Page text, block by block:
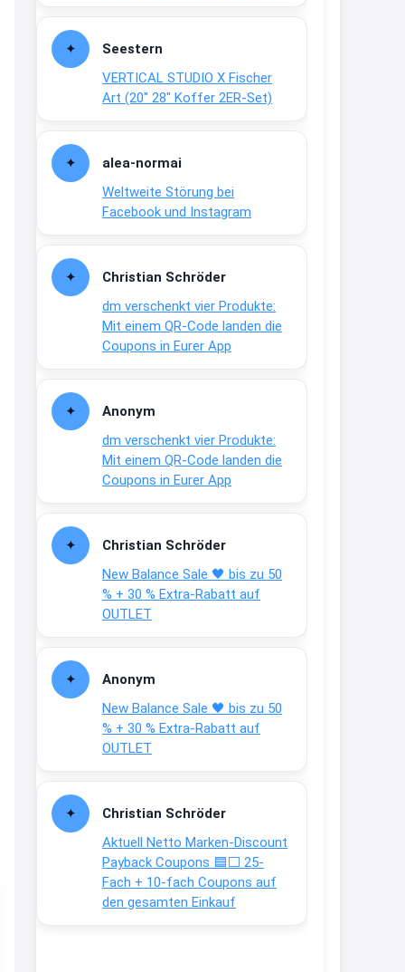
Seestern
VERTICAL STUDIO X Fischer
Art (20″ 28″ Koffer 2ER-Set)
alea-normai
Weltweite Störung bei
Facebook und Instagram
Christian Schröder
dm verschenkt vier Produkte:
Mit einem QR-Code landen die
Coupons in Eurer App
Anonym
dm verschenkt vier Produkte:
Mit einem QR-Code landen die
Coupons in Eurer App
Christian Schröder
New Balance Sale 🖤 bis zu 50
% + 30 % Extra-Rabatt auf
OUTLET
Anonym
New Balance Sale 🖤 bis zu 50
% + 30 % Extra-Rabatt auf
OUTLET
Christian Schröder
Aktuell Netto Marken-Discount
Payback Coupons 🟦⬜ 25-
Fach + 10-fach Coupons auf
den gesamten Einkauf
15:01
An 01.08. / Sensodyne Rabatt 3€
/ max. 15.000www.erlebe-
↩
www.meineapotheke.de/
2:19
↩
Joachim
www.linda.de/vorteile/coupons/...
2:21
↩
Gratis Hitzewarn-Aufkleber /
verfärbt sich ab 28 Grad /siehe
Text weiter unten
shop.bioeg.de/aufkleber-
achtun...
↩
Joachim
Gratis personalisierte 7-Tage
Ration Micronährstoffe/ Vitamine
↩
Joachim